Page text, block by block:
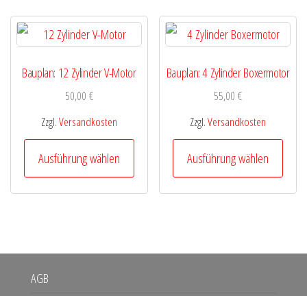
können
gewählt
werden
auf.
Die
auf
Bauplan: 12 Zylinder V-Motor
50,00 €
Zzgl.Versandkosten
Ausführung wählen
Dieses
weist
Bauplan: 4 Zylinder Boxermotor
55,00€
Zzgl.Versandkosten
Ausführung wählen
weist
AGB